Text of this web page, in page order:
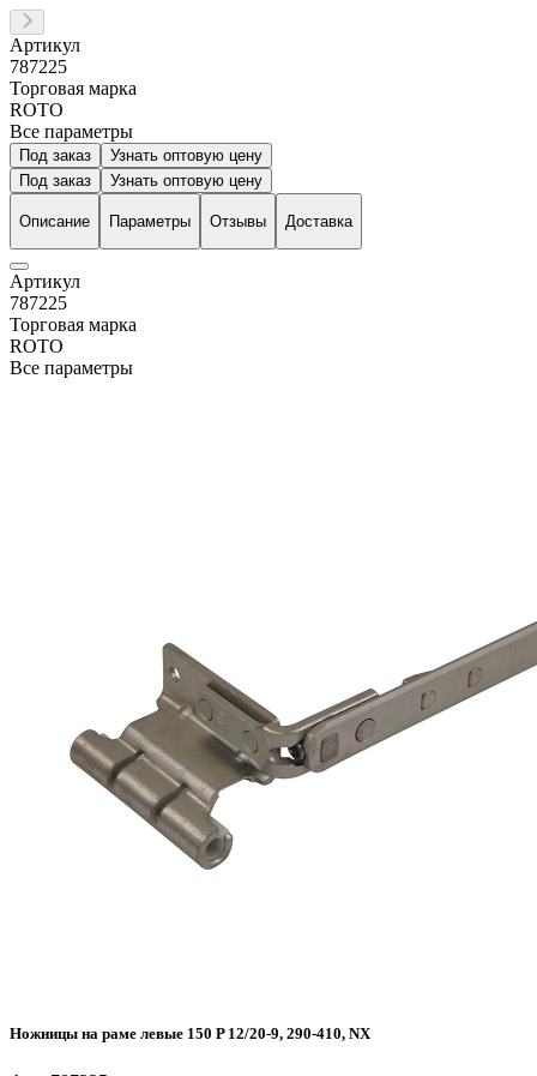
Артикул
787225
Торговая марка
ROTO
Все параметры
Под заказ
Узнать оптовую цену
Под заказ
Узнать оптовую цену
Описание Параметры Отзывы Доставка
Артикул
787225
Торговая марка
ROTO
Все параметры
Ножницы на раме левые 150 P 12/20-9, 290-410, NX